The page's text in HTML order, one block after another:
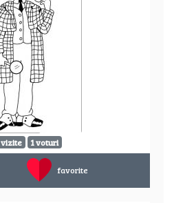
vizite 1 voturi
favorite